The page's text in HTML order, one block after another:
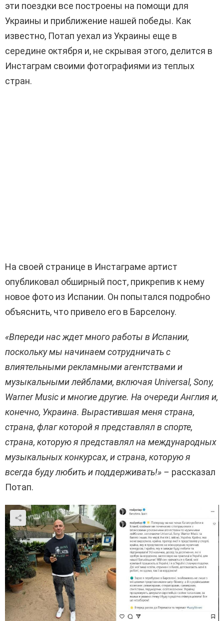
эти поездки все построены на помощи для
Украины и приближение нашей победы. Как
известно, Потап уехал из Украины еще в
середине октября и, не скрывая этого, делится в
Инстаграм своими фотографиями из теплых
стран.
На своей странице в Инстаграме артист
опубликовал обширный пост, прикрепив к нему
новое фото из Испании. Он попытался подробно
объяснить, что привело его в Барселону.
«Впереди нас ждет много работы в Испании,
поскольку мы начинаем сотрудничать с
влиятельными рекламными агентствами и
музыкальными лейблами, включая Universal, Sony,
Warner Music и многие другие. На очереди Англия и,
конечно, Украина. Вырастившая меня страна,
страна, флаг которой я представлял в спорте,
страна, которую я представлял на международных
музыкальных конкурсах, и страна, которую я
всегда буду любить и поддерживать!» – рассказал
Потап.